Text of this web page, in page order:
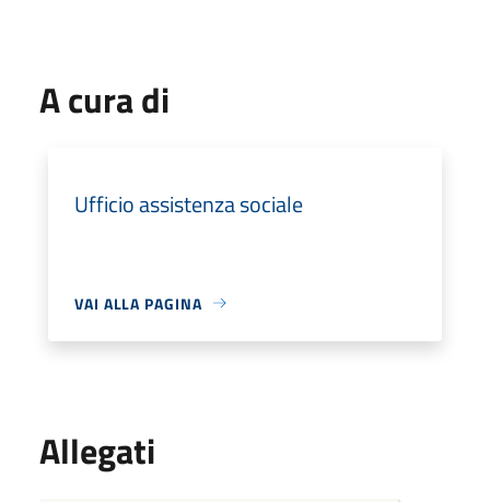
A cura di
Ufficio assistenza sociale
VAI ALLA PAGINA
Allegati